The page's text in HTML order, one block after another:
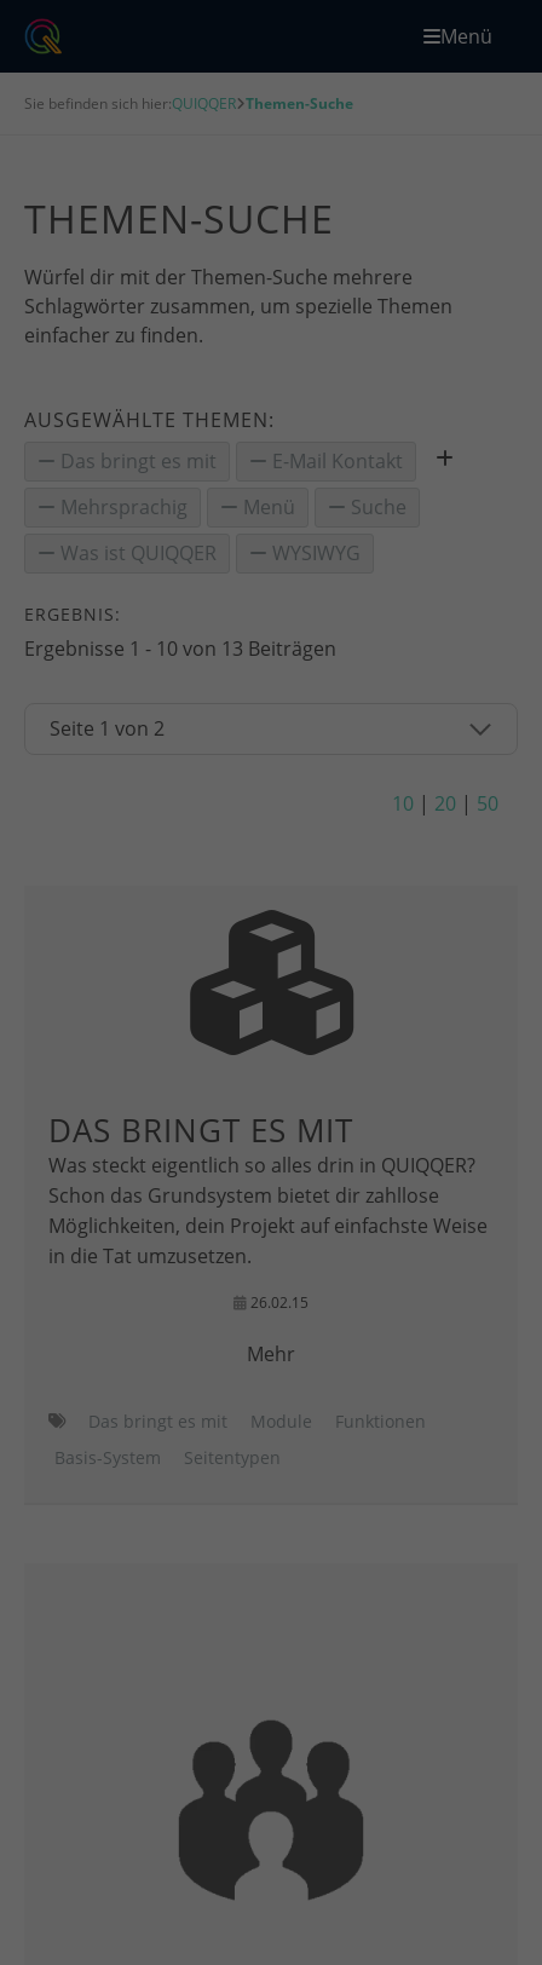
Menü
Sie befinden sich hier:QUIQQER Themen-Suche
THEMEN-SUCHE
Würfel dir mit der Themen-Suche mehrere
Schlagwörter zusammen, um spezielle Themen
einfacher zu finden.
AUSGEWÄHLTE THEMEN:
Das bringt es mit
E-Mail Kontakt
Mehrsprachig
Menü
Suche
Was ist QUIQQER
WYSIWYG
ERGEBNIS:
Ergebnisse 1 - 10 von 13 Beiträgen
10 | 20 | 50
DAS BRINGT ES MIT
Was steckt eigentlich so alles drin in QUIQQER?
Schon das Grundsystem bietet dir zahllose
Möglichkeiten, dein Projekt auf einfachste Weise
in die Tat umzusetzen.
26.02.15
Mehr
Das bringt es mit Module
Funktionen
Basis-System
Seitentypen